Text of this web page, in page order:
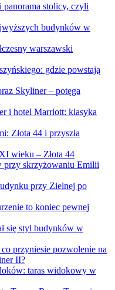
stolicy, czyli
budynków w
warszawski
gdzie powstają
Skyliner – potęga
i hotel Marriott: klasyka
Złota 44 i przyszła
wieku – Złota 44
przy skrzyżowaniu Emilii
przy Zielnej po
to koniec pewnej
się styl budynków w
przyniesie pozwolenie na
II?
taras widokowy w